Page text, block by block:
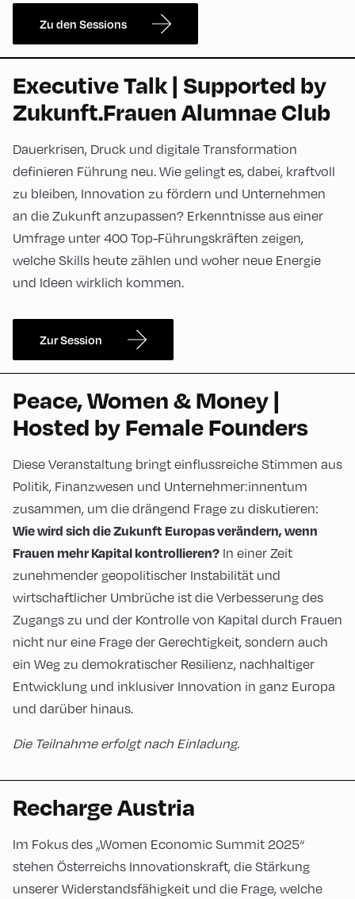
Zu den Sessions
Executive Talk | Supported by
Zukunft.Frauen Alumnae Club
Dauerkrisen, Druck und digitale Transformation
definieren Führung neu. Wie gelingt es, dabei, kraftvoll
zu bleiben, Innovation zu fördern und Unternehmen
an die Zukunft anzupassen? Erkenntnisse aus einer
Umfrage unter 400 Top-Führungskräften zeigen,
welche Skills heute zählen und woher neue Energie
und Ideen wirklich kommen.
Zur Session
Peace, Women & Money |
Hosted by Female Founders
Diese Veranstaltung bringt einflussreiche Stimmen aus
Politik, Finanzwesen und Unternehmer:innentum
zusammen, um die drängend Frage zu diskutieren:
Wie wird sich die Zukunft Europas verändern, wenn
Frauen mehr Kapital kontrollieren? In einer Zeit
zunehmender geopolitischer Instabilität und
wirtschaftlicher Umbrüche ist die Verbesserung des
Zugangs zu und der Kontrolle von Kapital durch Frauen
nicht nur eine Frage der Gerechtigkeit, sondern auch
ein Weg zu demokratischer Resilienz, nachhaltiger
Entwicklung und inklusiver Innovation in ganz Europa
und darüber hinaus.
Die Teilnahme erfolgt nach Einladung.
Recharge Austria
Im Fokus des „Women Economic Summit 2025“
stehen Österreichs Innovationskraft, die Stärkung
unserer Widerstandsfähigkeit und die Frage, welche